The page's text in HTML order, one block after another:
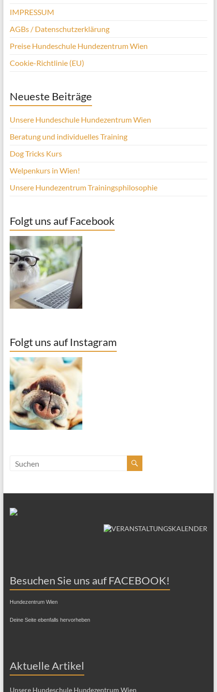
IMPRESSUM
AGBs / Datenschutzerklärung
Preise Hundeschule Hundezentrum Wien
Cookie-Richtlinie (EU)
Neueste Beiträge
Unsere Hundeschule Hundezentrum Wien
Beratung und individuelles Training
Dog Tricks Kurs
Welpenkurs in Wien!
Unsere Hundezentrum Trainingsphilosophie
Folgt uns auf Facebook
Folgt uns auf Instagram
Besuchen Sie uns auf FACEBOOK!
Hundezentrum Wien
Deine Seite ebenfalls hervorheben
Aktuelle Artikel
Unsere Hundeschule Hundezentrum Wien